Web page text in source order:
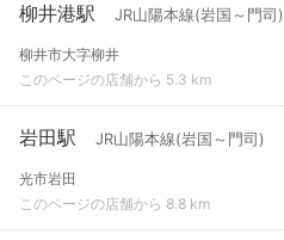
柳井港駅 JR山陽本線(岩国～門司)
柳井市大字柳井
このページの店舗から 5.3 km
岩田駅 JR山陽本線(岩国～門司)
光市岩田
このページの店舗から 8.8 km